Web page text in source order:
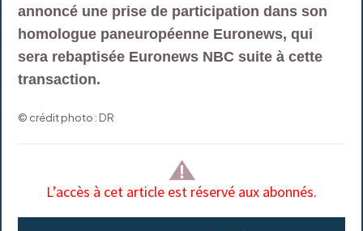
annoncé une prise de participation dans son
homologue paneuropéenne Euronews, qui
sera rebaptisée Euronews NBC suite à cette
transaction.
© crédit photo : DR
L’accès à cet article est réservé aux abonnés.